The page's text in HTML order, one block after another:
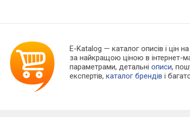
E-Katalog — каталог описів і цін
за найкращою ціною в інтернет-
параметрами, детальніописи,
експертів,каталог брендів і